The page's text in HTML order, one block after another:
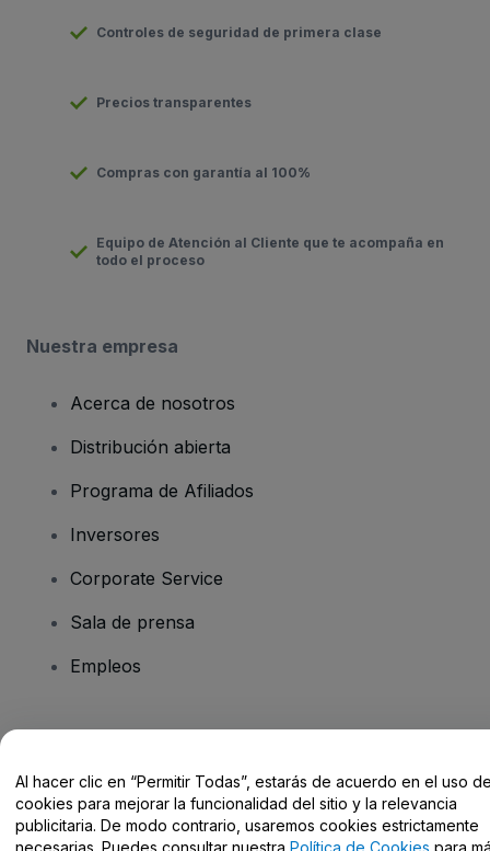
Controles de seguridad de primera clase
Precios transparentes
Compras con garantía al 100%
Equipo de Atención al Cliente que te acompaña en
todo el proceso
Nuestra empresa
Acerca de nosotros
Distribución abierta
Programa de Afiliados
Inversores
Corporate Service
Sala de prensa
Empleos
Centro de Ayuda / Contacto
Al hacer clic en “Permitir Todas”, estarás de acuerdo en el uso
cookies para mejorar la funcionalidad del sitio y la relevancia
publicitaria. De modo contrario, usaremos cookies estrictamente
necesarias. Puedes consultar nuestra Política de Cookies para